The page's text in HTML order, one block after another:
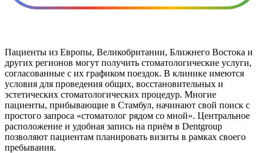
Пациенты из Европы, Великобритании, Ближнего Востока и
других регионов могут получить стоматологические услуги,
согласованные с их графиком поездок. В клинике имеются
условия для проведения общих, восстановительных и
эстетических стоматологических процедур. Многие
пациенты, прибывающие в Стамбул, начинают свой поиск с
простого запроса «стоматолог рядом со мной». Центральное
расположение и удобная запись на приём в Dentgroup
позволяют пациентам планировать визиты в рамках своего
пребывания.